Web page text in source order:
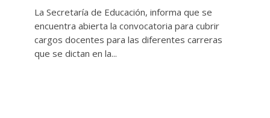
La Secretaría de Educación, informa que se
encuentra abierta la convocatoria para cubrir
cargos docentes para las diferentes carreras
que se dictan en la...